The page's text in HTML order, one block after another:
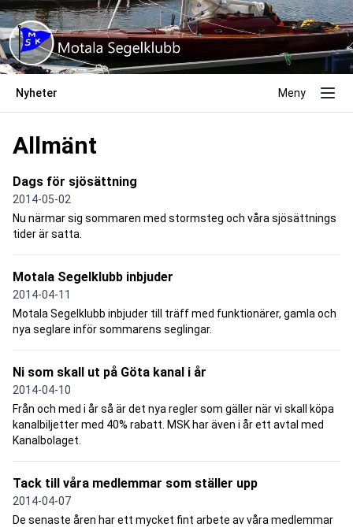
Nyheter Meny
Allmänt
Dags för sjösättning
2014-05-02
Nu närmar sig sommaren med stormsteg och våra sjösättnings
tider är satta.
Motala Segelklubb inbjuder
2014-04-11
Motala Segelklubb inbjuder till träff med funktionärer, gamla och
nya seglare inför sommarens seglingar.
Ni som skall ut på Göta kanal i år
2014-04-10
Från och med i år så är det nya regler som gäller när vi skall köpa
kanalbiljetter med 40% rabatt. MSK har även i år ett avtal med
Kanalbolaget.
Tack till våra medlemmar som ställer upp
2014-04-07
De senaste åren har ett mycket fint arbete av våra medlemmar